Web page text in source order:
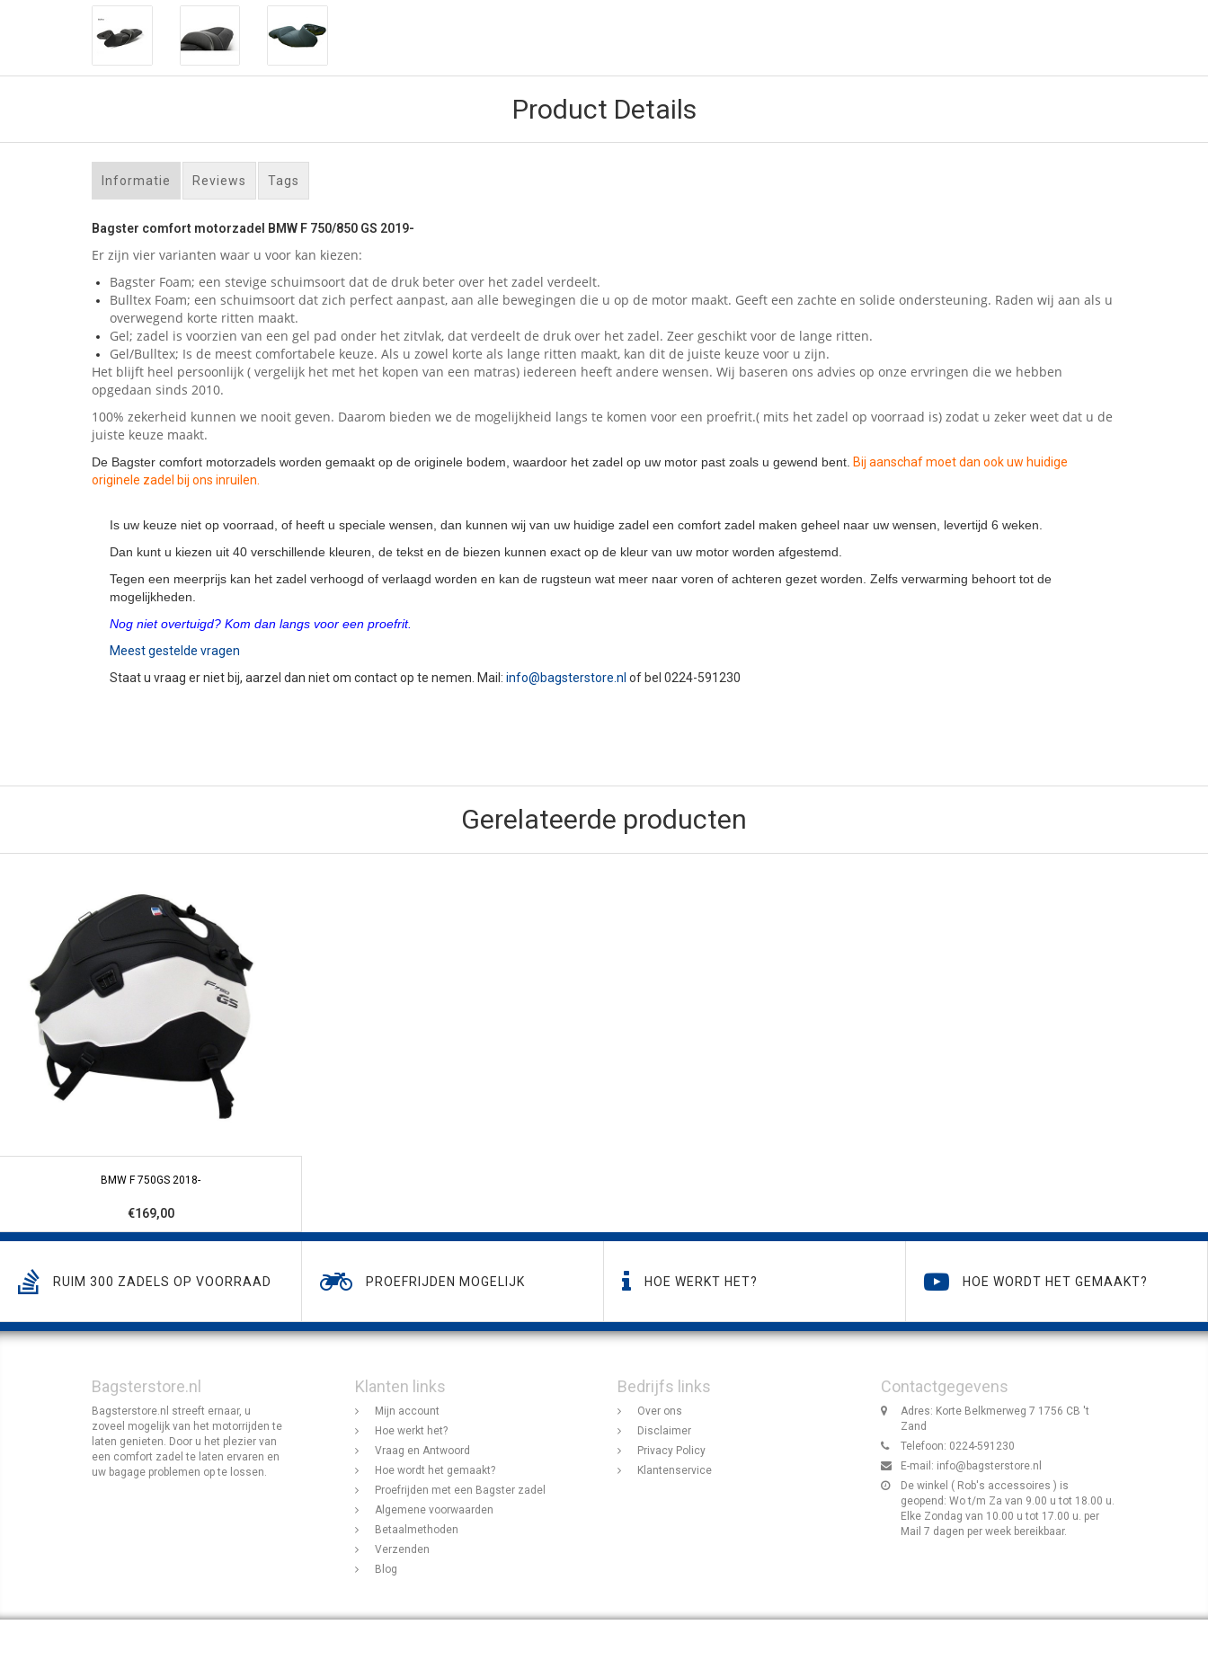
Product Details
Informatie Reviews Tags
Bagster comfort motorzadel BMW F 750/850 GS 2019-
Er zijn vier varianten waar u voor kan kiezen:
Bagster Foam; een stevige schuimsoort dat de druk beter over het zadel verdeelt.
Bulltex Foam; een schuimsoort dat zich perfect aanpast, aan alle bewegingen die u op de motor maakt. Geeft een zachte en solide ondersteuning. Raden wij aan als u
overwegend korte ritten maakt.
Gel; zadel is voorzien van een gel pad onder het zitvlak, dat verdeelt de druk over het zadel. Zeer geschikt voor de lange ritten.
Gel/Bulltex; Is de meest comfortabele keuze. Als u zowel korte als lange ritten maakt, kan dit de juiste keuze voor u zijn.
Het blijft heel persoonlijk ( vergelijk het met het kopen van een matras) iedereen heeft andere wensen. Wij baseren ons advies op onze ervringen die we hebben
opgedaan sinds 2010.
100% zekerheid kunnen we nooit geven. Daarom bieden we de mogelijkheid langs te komen voor een proefrit.( mits het zadel op voorraad is) zodat u zeker weet dat u de
juiste keuze maakt.
De Bagster comfort motorzadels worden gemaakt op de originele bodem, waardoor het zadel op uw motor past zoals u gewend bent. Bij aanschaf moet dan ook uw huidige
originele zadel bij ons inruilen.
Is uw keuze niet op voorraad, of heeft u speciale wensen, dan kunnen wij van uw huidige zadel een comfort zadel maken geheel naar uw wensen, levertijd 6 weken.
Dan kunt u kiezen uit 40 verschillende kleuren, de tekst en de biezen kunnen exact op de kleur van uw motor worden afgestemd.
Tegen een meerprijs kan het zadel verhoogd of verlaagd worden en kan de rugsteun wat meer naar voren of achteren gezet worden. Zelfs verwarming behoort tot de
mogelijkheden.
Nog niet overtuigd? Kom dan langs voor een proefrit.
Meest gestelde vragen
Staat u vraag er niet bij, aarzel dan niet om contact op te nemen. Mail: info@bagsterstore.nl of bel 0224-591230
Gerelateerde producten
BMW F 750GS 2018-
€169,00
RUIM 300 ZADELS OP VOORRAAD PROEFRIJDEN MOGELIJK HOE WERKT HET? HOE WORDT HET GEMAAKT?
Bagsterstore.nl
Bagsterstore.nl streeft ernaar, u
zoveel mogelijk van het motorrijden te
laten genieten. Door u het plezier van
een comfort zadel te laten ervaren en
uw bagage problemen op te lossen.
Klanten links
Mijn account
Hoe werkt het?
Vraag en Antwoord
Hoe wordt het gemaakt?
Proefrijden met een Bagster zadel
Algemene voorwaarden
Betaalmethoden
Verzenden
Blog
Bedrijfs links
Over ons
Disclaimer
Privacy Policy
Klantenservice
Contactgegevens
Adres: Korte Belkmerweg 7 1756 CB 't
Zand
Telefoon: 0224-591230
E-mail: info@bagsterstore.nl
De winkel ( Rob's accessoires ) is
geopend: Wo t/m Za van 9.00 u tot 18.00 u.
Elke Zondag van 10.00 u tot 17.00 u. per
Mail 7 dagen per week bereikbaar.